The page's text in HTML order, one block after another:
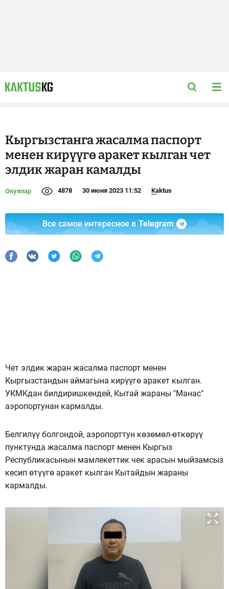
Кыргызстанга жасалма паспорт
менен кирүүгө аракет кылган чет
элдик жаран камалды
Окуялар 4878 30 июня 2023 11:52 Kaktus
Все самое интересное в Telegram
Чет элдик жаран жасалма паспорт менен
Кыргызстандын аймагына кирүүгө аракет кылган.
УКМКдан билдиришкендей, Кытай жараны "Манас"
аэропортунан кармалды.
Белгилүү болгондой, аэропорттун көзөмөл-өткөрүү
пунктунда жасалма паспорт менен Кыргыз
Республикасынын мамлекеттик чек арасын мыйзамсыз
кесип өтүүгө аракет кылган Кытайдын жараны
кармалды.